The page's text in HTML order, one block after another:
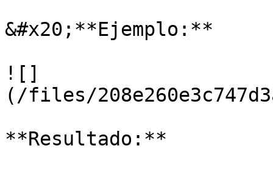
&#x20;**Ejemplo:**
![]
(/files/
**Resultado:**